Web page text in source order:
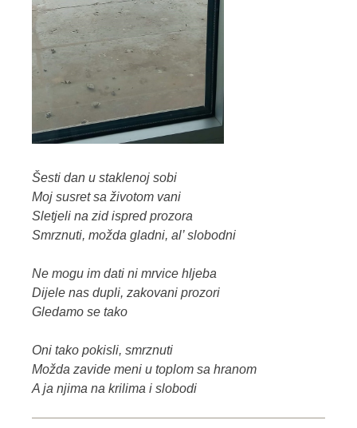
Šesti dan u staklenoj sobi
Moj susret sa životom vani
Sletjeli na zid ispred prozora
Smrznuti, možda gladni, al’ slobodni
Ne mogu im dati ni mrvice hljeba
Dijele nas dupli, zakovani prozori
Gledamo se tako
Oni tako pokisli, smrznuti
Možda zavide meni u toplom sa hranom
A ja njima na krilima i slobodi